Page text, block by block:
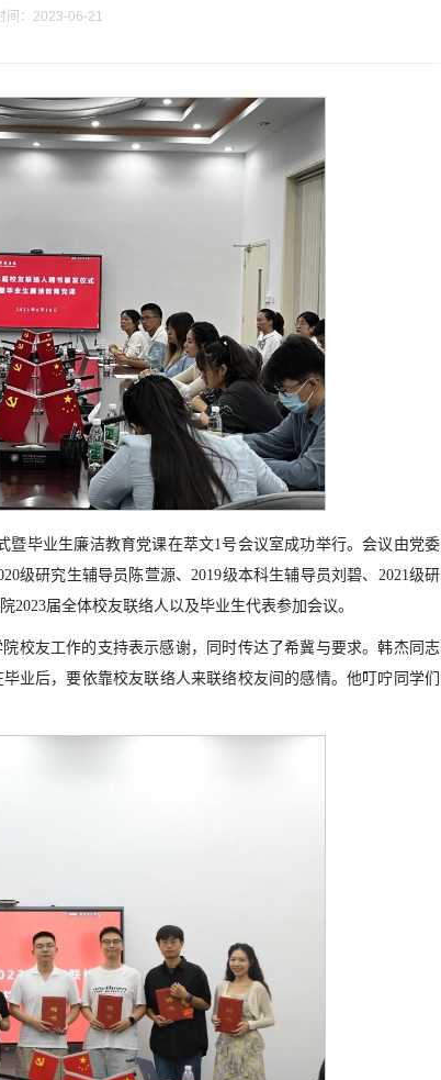
间：2023-06-21
暨毕业生廉洁教育党课在萃文1号会议室成功举行。会议由党委
级研究生辅导员陈萱源、2019级本科生辅导员刘碧、2021级研
2023届全体校友联络人以及毕业生代表参加会议。
校友工作的支持表示感谢，同时传达了希冀与要求。韩杰同志
业后，要依靠校友联络人来联络校友间的感情。他叮咛同学们